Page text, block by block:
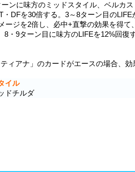
ンに味方のミッドスタイル、ベルカス
DFを30倍する。3～8ターン目のLIFE
ージを2倍し、必中+直撃の効果を得て
・9ターン目に味方のLIFEを12%回復
ィアナ」のカードがエースの場合、効
イル
ドチルダ